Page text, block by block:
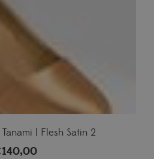
| Flesh Satin 2
140,00